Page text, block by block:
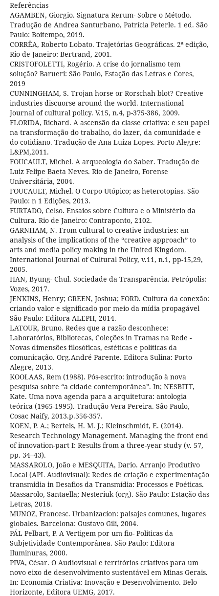
Referências
AGAMBEN, Giorgio. Signatura Rerum- Sobre o Método.
Tradução de Andrea Santurbano, Patrícia Peterle. 1 ed. São
Paulo: Boitempo, 2019.
CORRÊA, Roberto Lobato. Trajetórias Geográficas. 2ª edição,
Rio de Janeiro: Bertrand, 2001.
CRISTOFOLETTI, Rogério. A crise do jornalismo tem
solução? Barueri: São Paulo, Estação das Letras e Cores,
2019
CUNNINGHAM, S. Trojan horse or Rorschah blot? Creative
industries discuorse around the world. International
Journal of cultural policy. V.15, n.4, p-375-386, 2009.
FLORIDA, Richard. A ascensão da classe criativa: e seu papel
na transformação do trabalho, do lazer, da comunidade e
do cotidiano. Tradução de Ana Luiza Lopes. Porto Alegre:
L&PM,2011.
FOUCAULT, Michel. A arqueologia do Saber. Tradução de
Luiz Felipe Baeta Neves. Rio de Janeiro, Forense
Universitária, 2004.
FOUCAULT, Michel. O Corpo Utópico; as heterotopias. São
Paulo: n 1 Edições, 2013.
FURTADO, Celso. Ensaios sobre Cultura e o Ministério da
Cultura. Rio de Janeiro: Contraponto, 2102.
GARNHAM, N. From cultural to creative industries: an
analysis of the implications of the “creative approach” to
arts and media policy making in the United Kingdom.
International Journal of Cultural Policy, v.11, n.1, pp-15,29,
2005.
HAN, Byung- Chul. Sociedade da Transparência. Petrópolis:
Vozes, 2017.
JENKINS, Henry; GREEN, Joshua; FORD. Cultura da conexão:
criando valor e significado por meio da mídia propagável
São Paulo: Editora ALEPH, 2014.
LATOUR, Bruno. Redes que a razão desconhece:
Laboratórios, Bibliotecas, Coleções in Tramas na Rede -
Novas dimensões filosóficas, estéticas e políticas da
comunicação. Org.André Parente. Editora Sulina: Porto
Alegre, 2013.
KOOLAAS, Rem (1988). Pós-escrito: introdução à nova
pesquisa sobre “a cidade contemporânea”. In; NESBITT,
Kate. Uma nova agenda para a arquitetura: antologia
teórica (1965-1995). Tradução Vera Pereira. São Paulo,
Cosac Naify, 2013.p.356-357.
KOEN, P. A.; Bertels, H. M. J.; Kleinschmidt, E. (2014).
Research Technology Management. Managing the front end
of innovation-part I: Results from a three-year study (v. 57,
pp. 34–43).
MASSAROLO, João e MESQUITA, Dario. Arranjo Produtivo
Local (APL Audiovisual): Redes de criação e experimentação
transmidia in Desafios da Transmídia: Processos e Poéticas.
Massarolo, Santaella; Nesteriuk (org). São Paulo: Estação das
Letras, 2018.
MUNOZ, Francesc. Urbanizacíon: paisajes comunes, lugares
globales. Barcelona: Gustavo Gili, 2004.
PÁL Pelbart, P. A Vertigem por um fio- Políticas da
Subjetividade Contemporânea. São Paulo: Editora
Iluminuras, 2000.
PIVA, César. O Audiovisual e territórios criativos para um
novo eixo de desenvolvimento sustentável em Minas Gerais.
In: Economia Criativa: Inovação e Desenvolvimento. Belo
Horizonte, Editora UEMG, 2017.